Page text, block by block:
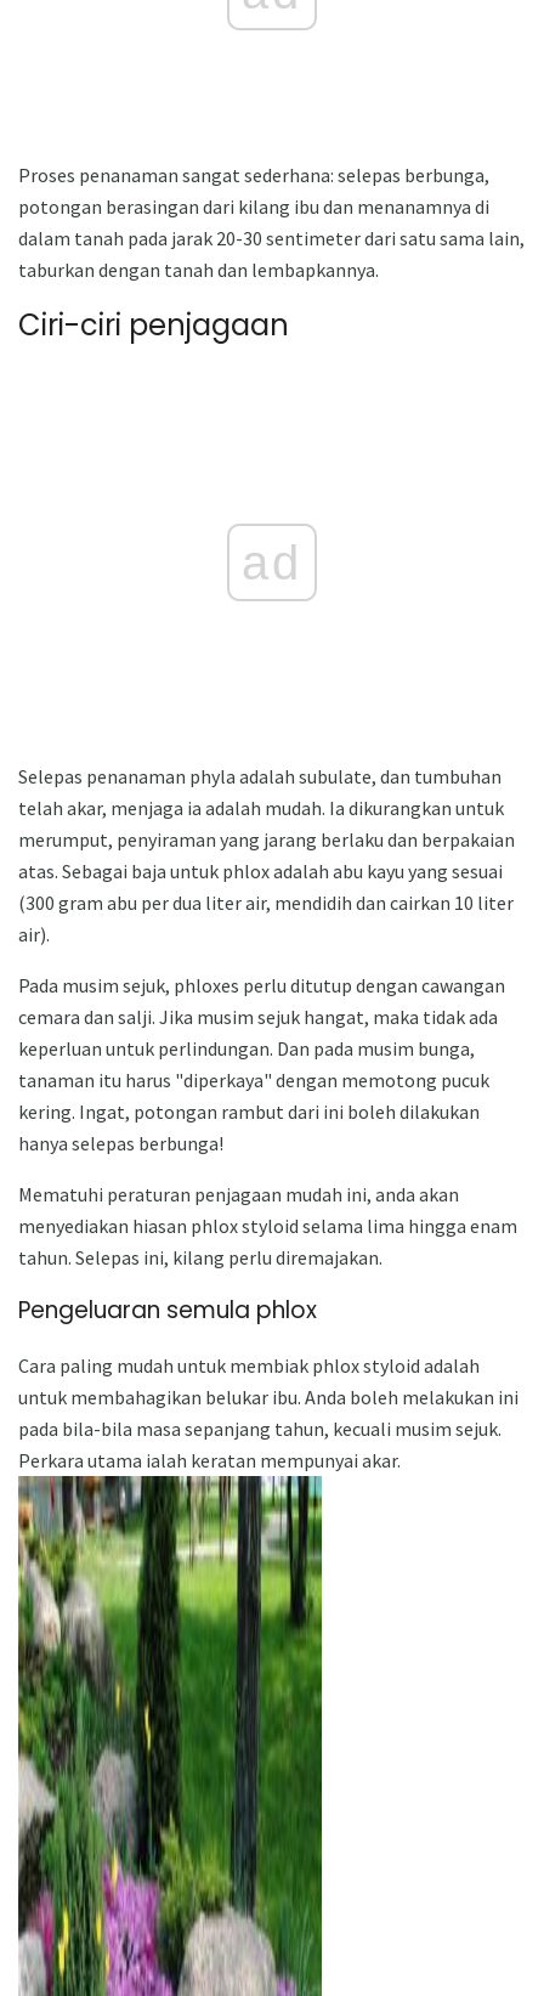
Proses penanaman sangat sederhana: selepas berbunga,
potongan berasingan dari kilang ibu dan menanamnya di
dalam tanah pada jarak 20-30 sentimeter dari satu sama lain,
taburkan dengan tanah dan lembapkannya.
Ciri-ciri penjagaan
ad
Selepas penanaman phyla adalah subulate, dan tumbuhan
telah akar, menjaga ia adalah mudah. Ia dikurangkan untuk
merumput, penyiraman yang jarang berlaku dan berpakaian
atas. Sebagai baja untuk phlox adalah abu kayu yang sesuai
(300 gram abu per dua liter air, mendidih dan cairkan 10 liter
air).
Pada musim sejuk, phloxes perlu ditutup dengan cawangan
cemara dan salji. Jika musim sejuk hangat, maka tidak ada
keperluan untuk perlindungan. Dan pada musim bunga,
tanaman itu harus "diperkaya" dengan memotong pucuk
kering. Ingat, potongan rambut dari ini boleh dilakukan
hanya selepas berbunga!
Mematuhi peraturan penjagaan mudah ini, anda akan
menyediakan hiasan phlox styloid selama lima hingga enam
tahun. Selepas ini, kilang perlu diremajakan.
Pengeluaran semula phlox
Cara paling mudah untuk membiak phlox styloid adalah
untuk membahagikan belukar ibu. Anda boleh melakukan ini
pada bila-bila masa sepanjang tahun, kecuali musim sejuk.
Perkara utama ialah keratan mempunyai akar.